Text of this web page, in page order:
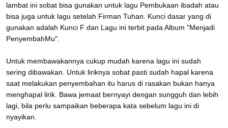
lambat ini sobat bisa gunakan untuk lagu Pembukaan ibadah atau
bisa juga untuk lagu setelah Firman Tuhan. Kunci dasar yang di
gunakan adalah Kunci F dan Lagu ini terbit pada Album "Menjadi
PenyembahMu".
Untuk membawakannya cukup mudah karena lagu ini sudah
sering dibawakan. Untuk liriknya sobat pasti sudah hapal karena
saat melakukan penyembahan itu harus di rasakan bukan hanya
menghapal lirik. Bawa jemaat bernyayi dengan sungguh dan lebih
lagi, bila perlu sampaikan beberapa kata sebelum lagu ini di
nyayikan.